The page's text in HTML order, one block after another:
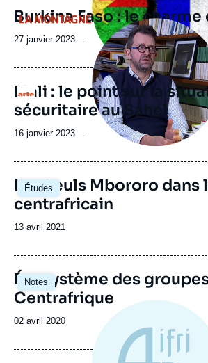
revue
ou
émission
Logo
Burkina Faso : le
27 janvier 2023—
Logo
Image
principale
médiatique
Mali : le point sur la
sécuritaire au Sahel
16 janvier 2023—
Études
Image
principale
Les Peuls Mbororo
centrafricain
Date
publication
13 avril 2021
Notes
Image
principale
Écosystème des
Centrafrique
Date
publication
02 avril 2020